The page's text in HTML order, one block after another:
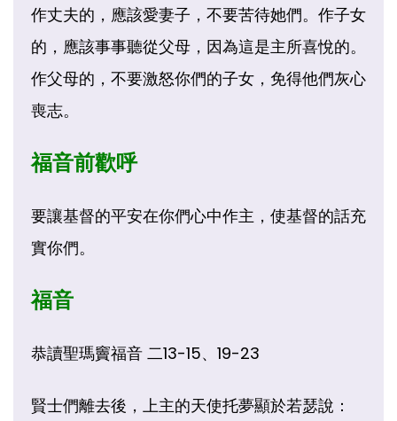
作丈夫的，應該愛妻子，不要苦待她們。作子女
的，應該事事聽從父母，因為這是主所喜悅的。
作父母的，不要激怒你們的子女，免得他們灰心
喪志。
福音前歡呼
要讓基督的平安在你們心中作主，使基督的話充
實你們。
福音
恭讀聖瑪竇福音 二13-15、19-23
賢士們離去後，上主的天使托夢顯於若瑟說：